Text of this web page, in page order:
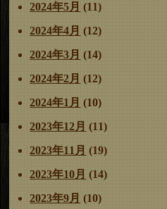
2024年5月 (11)
2024年4月 (12)
2024年3月 (14)
2024年2月 (12)
2024年1月 (10)
2023年12月 (11)
2023年11月 (19)
2023年10月 (14)
2023年9月 (10)